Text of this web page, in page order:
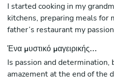
I started cooking in my
kitchens, preparing meals
father’s restaurant my
Ένα μυστικό μαγειρικής...
Is passion and
amazement at the end of the